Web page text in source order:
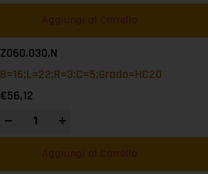
Aggiungi al Carrello
Z060.030.N
B=16;L=22;R=3;C=5;Grado=HC20
€56,12
Aggiungi al Carrello